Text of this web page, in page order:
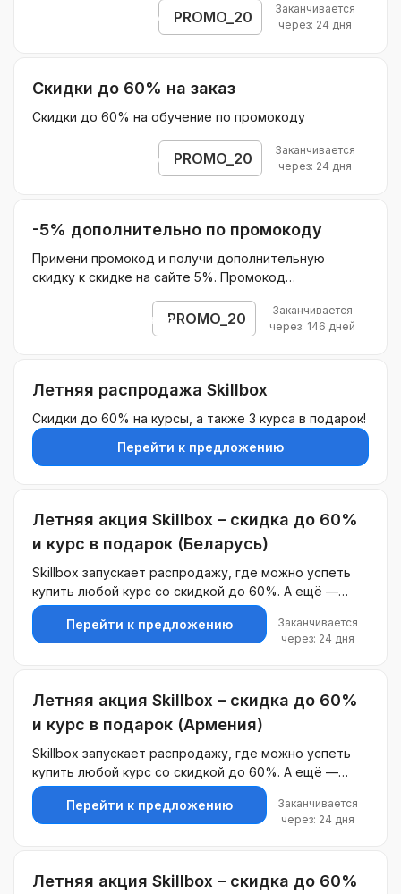
PROMO_20
Открыть промокод
Заканчивается
через: 24 дня
Скидки до 60% на заказ
Скидки до 60% на обучение по промокоду
PROMO_20
Открыть промокод
Заканчивается
через: 24 дня
-5% дополнительно по промокоду
Примени промокод и получи дополнительную
скидку к скидке на сайте 5%. Промокод
где есть Скиллбокс
PROMO_20
Открыть промокод
Заканчивается
через: 146 дней
Летняя распродажа Skillbox
Скидки до 60% на курсы, а также 3 курса в подарок!
Перейти к предложению
Летняя акция Skillbox – скидка до 60%
и курс в подарок (Беларусь)
Skillbox запускает распродажу, где можно успеть
купить любой курс со скидкой до 60%. А ещё —
каждый, кто выберет обучение в этот период,
получит курс на выбор в подарок.
Перейти к предложению
Заканчивается
через: 24 дня
Летняя акция Skillbox – скидка до 60%
и курс в подарок (Армения)
Skillbox запускает распродажу, где можно успеть
купить любой курс со скидкой до 60%. А ещё —
каждый, кто выберет обучение в этот период,
получит курс на выбор в подарок.
Перейти к предложению
Заканчивается
через: 24 дня
Летняя акция Skillbox – скидка до 60%